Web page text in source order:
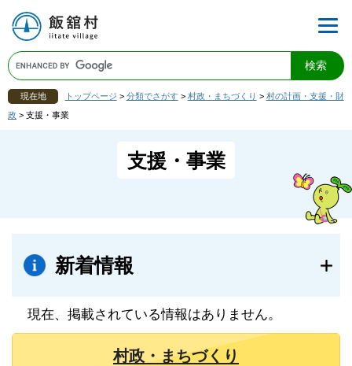
現在地 トップページ > 分類でさがす > 村政・まちづくり > 村の計画・支援・財
政 > 支援・事業
支援・事業
新着情報
現在、掲載されている情報はありません。
村政・まちづくり